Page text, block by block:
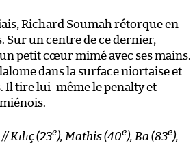
Richard Soumah rétorque en
Sur un centre de ce dernier,
petit cœur mimé avec ses mains.
dans la surface niortaise et
Il tire lui-même le penalty et
Kılıç (23e), Mathis (40e), Ba (83e),